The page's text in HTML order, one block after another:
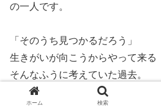
の一人です。
「そのうち見つかるだろう」
生きがいが向こうからやって来る
そんなふうに考えていた過去。
ホーム 検索